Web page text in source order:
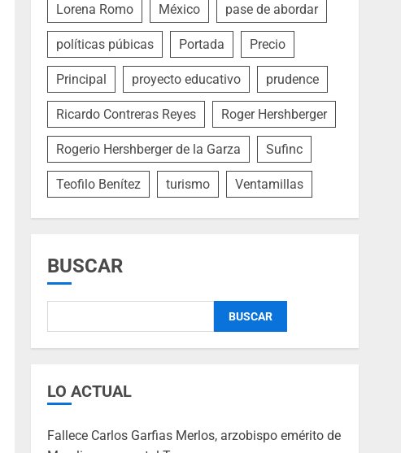
Lorena Romo México pase de abordar
políticas púbicas Portada Precio
Principal proyecto educativo prudence
Ricardo Contreras Reyes Roger Hershberger
Rogerio Hershberger de la Garza Sufinc
Teofilo Benítez turismo Ventamillas
BUSCAR
BUSCAR
LO ACTUAL
Fallece Carlos Garfias Merlos, arzobispo emérito de